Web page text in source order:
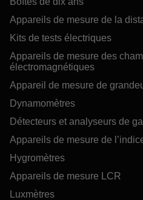
Appareils de mesure de la
Kits de tests électriques
Appareils de mesure des
électromagnétiques
Appareil de mesure de
Dynamomètres
Détecteurs et analyseurs de
Appareils de mesure de
Hygromètres
Appareils de mesure LCR
Luxmètres